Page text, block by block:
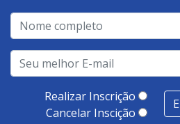
qualidade no atendimento
realização de soluções,
infraestrutura, presença
produtividade. Somados, todos
Kennedy.Realizar Inscrição
Cancelar Inscição